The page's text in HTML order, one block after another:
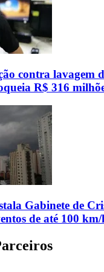
contra lavagem
R$ 316
Gabinete de
de até 100 km/